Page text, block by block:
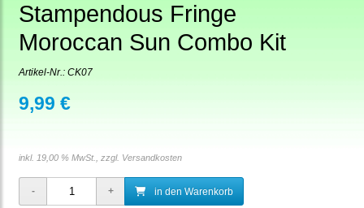
Stampendous Fringe
Moroccan Sun Combo Kit
Artikel-Nr.: CK07
9,99 €
inkl. 19,00 % MwSt., zzgl. Versandkosten
in den Warenkorb